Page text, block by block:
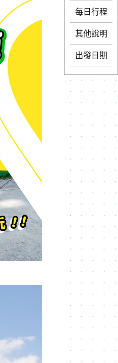
每日行程
其他說明
出發日期